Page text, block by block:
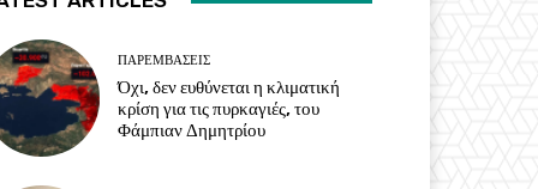
ΠΑΡΕΜΒΑΣΕΙΣ
Όχι, δεν ευθύνεται η κλιματική
κρίση για τις πυρκαγιές, του
Φάμπιαν Δημητρίου